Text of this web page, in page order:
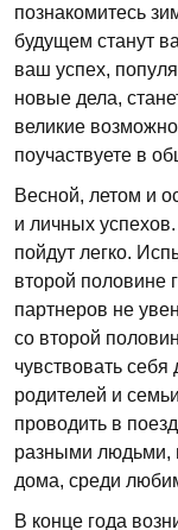
познакомитесь
будущем станут
ваш успех,
новые дела,
великие
поучаствуете в
Весной, летом и
и личных
пойдут легко.
второй половине
партнеров не
со второй
чувствовать
родителей и
проводить в
разными людьми,
дома, среди
В конце года